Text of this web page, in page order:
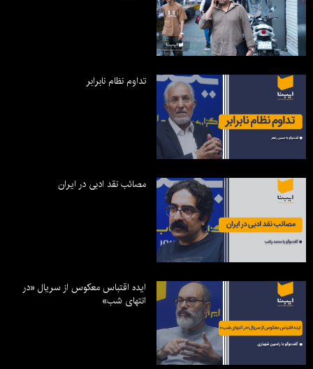
تداوم نظام نابرابر
مصائب نقد ادبی در ایران
ایده اقتباس معکوس از سریال «در
انتهای شب»